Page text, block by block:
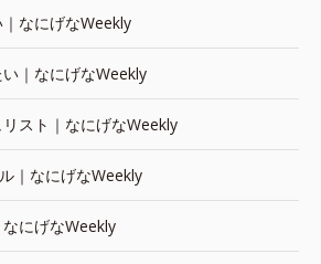
なにげなWeekly
｜なにげなWeekly
スト｜なにげなWeekly
｜なにげなWeekly
にげなWeekly